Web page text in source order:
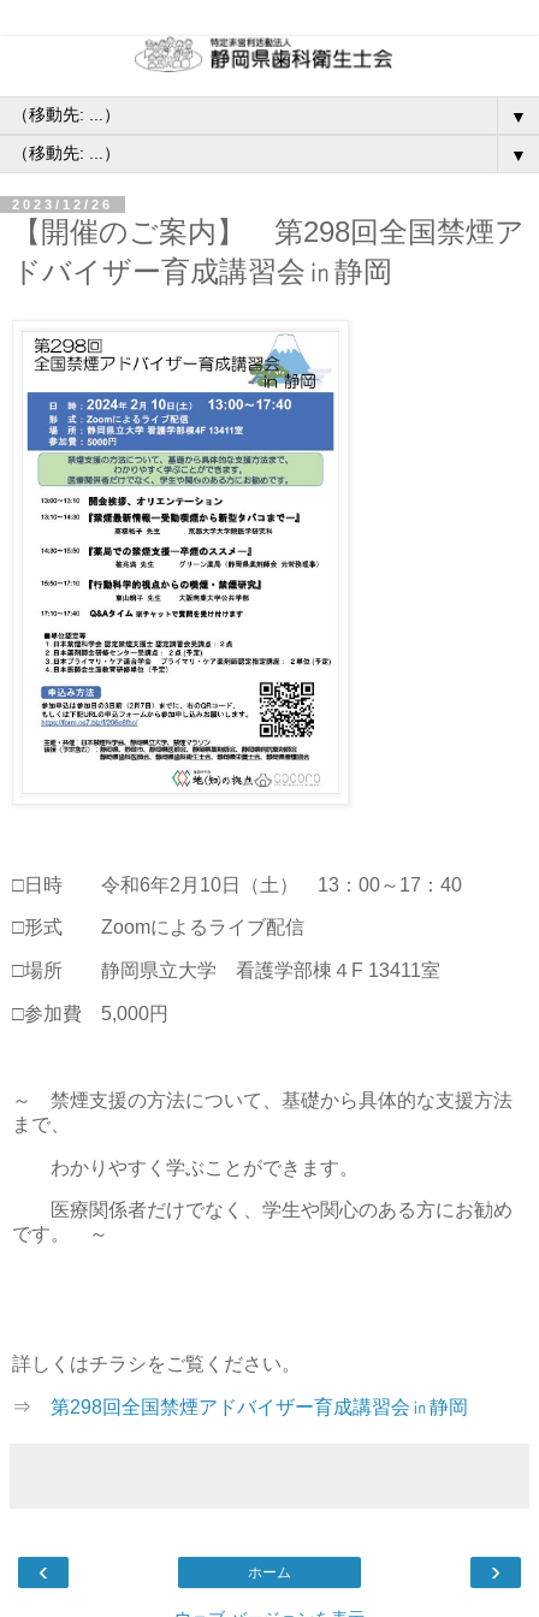
▼
▼
2023/12/26
【開催のご案内】 第298回全国禁煙ア
ドバイザー育成講習会㏌静岡
□日時 令和6年2月10日（土） 13：00～17：40
□形式 Zoomによるライブ配信
□場所 静岡県立大学 看護学部棟４F 13411室
□参加費 5,000円
～ 禁煙支援の方法について、基礎から具体的な支援方法
まで、
わかりやすく学ぶことができます。
医療関係者だけでなく、学生や関心のある方にお勧め
です。 ～
詳しくはチラシをご覧ください。
⇒ 第298回全国禁煙アドバイザー育成講習会㏌静岡
‹ ›
ホーム